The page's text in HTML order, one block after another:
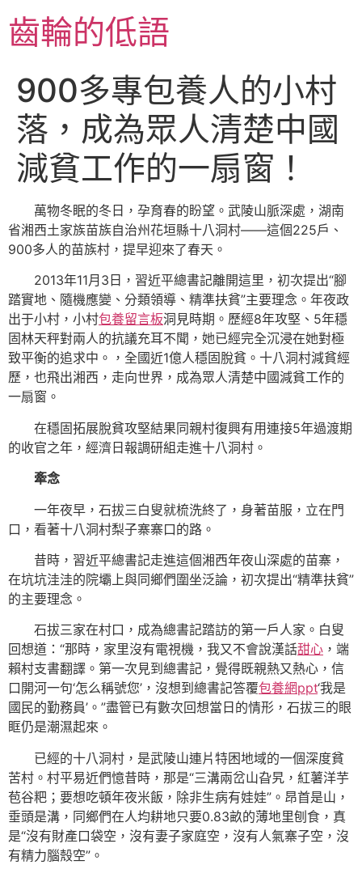
至
主齒輪的低語
900多專包養人的小村
落，成為眾人清楚中國
減貧工作的一扇窗！
萬物冬眠的冬日，孕育春的盼望。武陵山脈深處，湖南
省湘西土家族苗族自治州花垣縣十八洞村——這個225戶、
900多人的苗族村，提早迎來了春天。
2013年11月3日，習近平總書記離開這里，初次提出“腳
踏實地、隨機應變、分類領導、精準扶貧”主要理念。年夜政
出于小村，小村包養留言板洞見時期。歷經8年攻堅、5年穩
固林天秤對兩人的抗議充耳不聞，她已經完全沉浸在她對極
致平衡的追求中。，全國近1億人穩固脫貧。十八洞村減貧經
歷，也飛出湘西，走向世界，成為眾人清楚中國減貧工作的
一扇窗。
在穩固拓展脫貧攻堅結果同親村復興有用連接5年過渡期
的收官之年，經濟日報調研組走進十八洞村。
牽念
一年夜早，石拔三白叟就梳洗終了，身著苗服，立在門
口，看著十八洞村梨子寨寨口的路。
昔時，習近平總書記走進這個湘西年夜山深處的苗寨，
在坑坑洼洼的院壩上與同鄉們圍坐泛論，初次提出“精準扶貧”
的主要理念。
石拔三家在村口，成為總書記踏訪的第一戶人家。白叟
回想道：“那時，家里沒有電視機，我又不會說漢話甜心 ，端
賴村支書翻譯。第一次見到總書記，覺得既親熱又熱心，信
口開河一句‘怎么稱號您’，沒想到總書記答覆包養網ppt‘我是
國民的勤務員’。”盡管已有數次回想當日的情形，石拔三的眼
眶仍是潮濕起來。
已經的十八洞村，是武陵山連片特困地域的一個深度貧
苦村。村平易近們憶昔時，那是“三溝兩岔山旮旯，紅薯洋芋
苞谷粑；要想吃頓年夜米飯，除非生病有娃娃”。昂首是山，
垂頭是溝，同鄉們在人均耕地只要0.83畝的薄地里刨食，真
是“沒有財產口袋空，沒有妻子家庭空，沒有人氣寨子空，沒
有精力腦殼空”。